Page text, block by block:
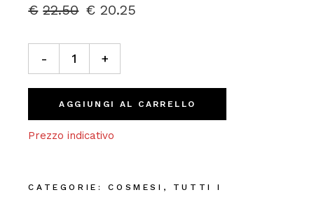
€ 22.50
IL
ORIGINALE
ERA:
€22.50.
€ 20.25
IL
ATTUALE
€20.25.
Oro di Argan Crema Viso Giorno e Notte 50ml quantity
- +
AGGIUNGI AL CARRELLO
Prezzo indicativo
CATEGORIE: COSMESI , TUTTI I